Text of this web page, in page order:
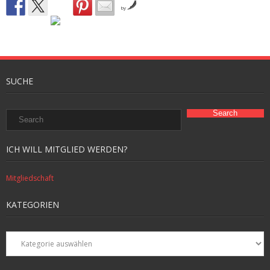
by
SUCHE
ICH WILL MITGLIED WERDEN?
Mitgliedschaft
KATEGORIEN
Kategorien